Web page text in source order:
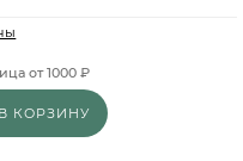
от 1000 ₽
В КОРЗИНУ